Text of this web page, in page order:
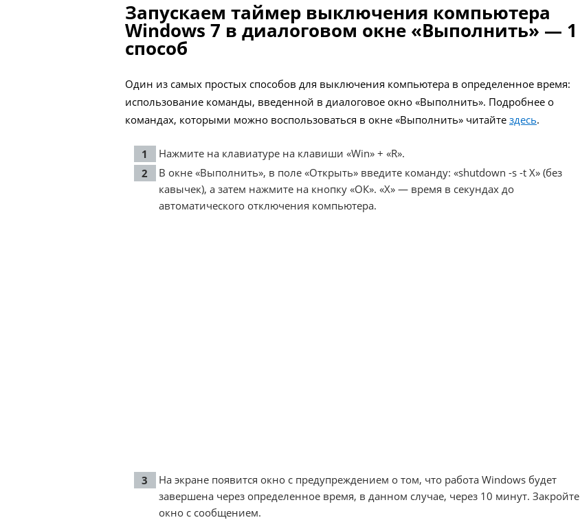
Запускаем таймер выключения компьютера
Windows 7 в диалоговом окне «Выполнить» — 1
способ
Один из самых простых способов для выключения компьютера в определенное время:
использование команды, введенной в диалоговое окно «Выполнить». Подробнее о
командах, которыми можно воспользоваться в окне «Выполнить» читайте здесь.
Нажмите на клавиатуре на клавиши «Win» + «R».
В окне «Выполнить», в поле «Открыть» введите команду: «shutdown -s -t X» (без
кавычек), а затем нажмите на кнопку «ОК». «X» — время в секундах до
автоматического отключения компьютера.
На экране появится окно с предупреждением о том, что работа Windows будет
завершена через определенное время, в данном случае, через 10 минут. Закройте
окно с сообщением.